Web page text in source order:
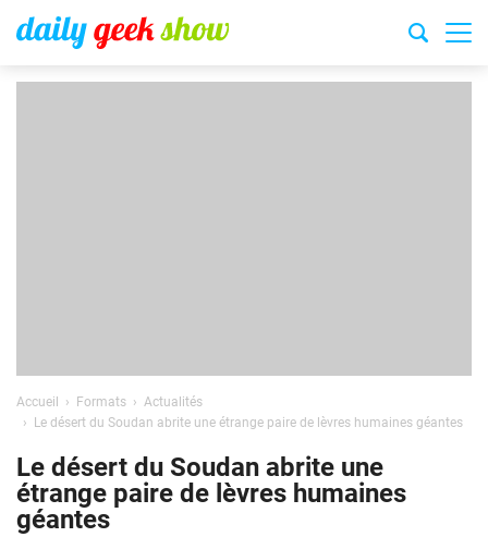
Accueil Formats
Actualités
Le désert du Soudan abrite une étrange paire de lèvres humaines géantes
Le désert du Soudan abrite une
étrange paire de lèvres humaines
géantes